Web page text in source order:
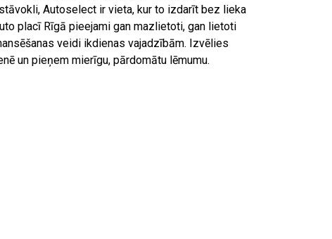
Autoselect ir vieta, kur to izdarīt bez lieka
placī Rīgā pieejami gan mazlietoti, gan lietoti
veidi ikdienas vajadzībām. Izvēlies
un pieņem mierīgu, pārdomātu lēmumu.